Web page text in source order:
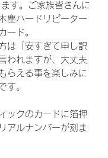
す。ご家族皆さんに
塵ハードリピーター
ード。
は「安すぎて申し訳
われますが、大丈夫
らえる事を楽しみに
す。
ックのカードに箔押
アルナンバーが刻ま